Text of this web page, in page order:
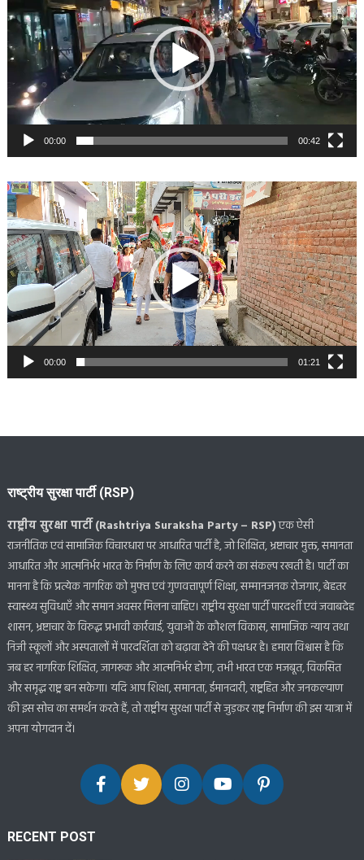
00:00 00:42
Video
Player
00:00 01:21
राष्ट्रीय सुरक्षा पार्टी (RSP)
राष्ट्रीय सुरक्षा पार्टी (Rashtriya Suraksha Party – RSP)एक ऐसी
राजनीतिक एवं सामाजिक विचारधारा पर आधारित पार्टी है, जो शिक्षित, भ्रष्टाचार मुक्त, समानता
आधारित और आत्मनिर्भर भारत के निर्माण के लिए कार्य करने का संकल्प रखती है। पार्टी का
मानना है कि प्रत्येक नागरिक को मुफ्त एवं गुणवत्तापूर्ण शिक्षा, सम्मानजनक रोजगार, बेहतर
स्वास्थ्य सुविधाएँ और समान अवसर मिलना चाहिए। राष्ट्रीय सुरक्षा पार्टी पारदर्शी एवं जवाबदेह
शासन, भ्रष्टाचार के विरुद्ध प्रभावी कार्रवाई, युवाओं के कौशल विकास, सामाजिक न्याय तथा
निजी स्कूलों और अस्पतालों में पारदर्शिता को बढ़ावा देने की पक्षधर है। हमारा विश्वास है कि
जब हर नागरिक शिक्षित, जागरूक और आत्मनिर्भर होगा, तभी भारत एक मजबूत, विकसित
और समृद्ध राष्ट्र बन सकेगा। यदि आप शिक्षा, समानता, ईमानदारी, राष्ट्रहित और जनकल्याण
की इस सोच का समर्थन करते हैं, तो राष्ट्रीय सुरक्षा पार्टी से जुड़कर राष्ट्र निर्माण की इस यात्रा में
अपना योगदान दें।
RECENT POST